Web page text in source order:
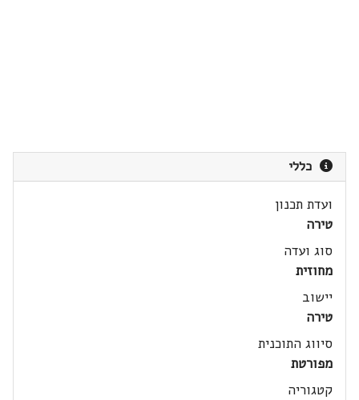
כללי
ועדת תכנון
טירה
סוג ועדה
מחוזית
יישוב
טירה
סיווג התוכנית
מפורטת
קטגוריה